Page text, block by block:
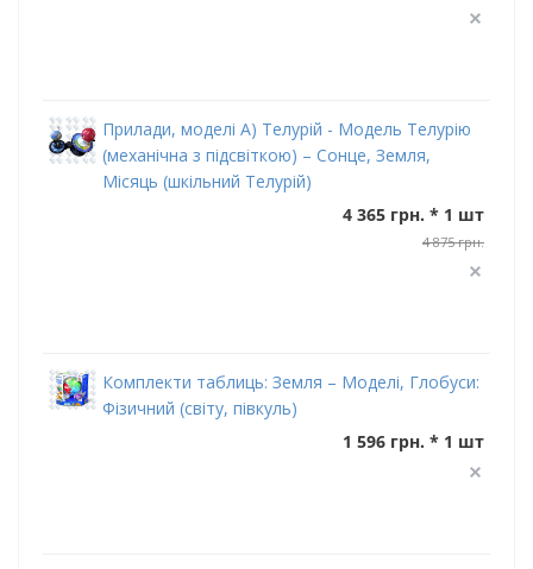
Прилади, моделі А) Телурій - Модель Телурію
(механічна з підсвіткою) – Сонце, Земля,
Місяць (шкільний Телурій)
4 365 грн. * 1 шт
4 875 грн.
Комплекти таблиць: Земля – Моделі, Глобуси:
Фізичний (світу, півкуль)
1 596 грн. * 1 шт